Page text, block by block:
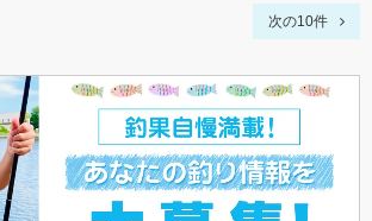
次の10件